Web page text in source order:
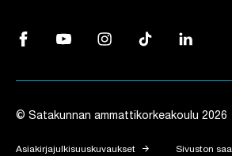
Facebook, Linkki avautuu uuteen
YouTube, Linkki avautuu uuteen
Instagram, Linkki avautuu
TikTok, Linkki
LinkedIn,
© Satakunnan ammattikorkeakoulu 2026
Asiakirjajulkisuuskuvaukset arrow_forward Sivuston